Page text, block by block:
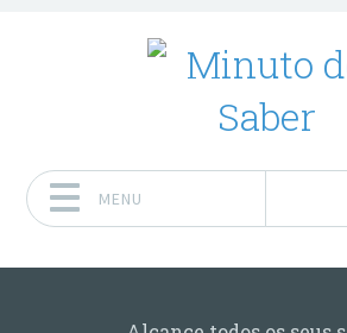
MENU